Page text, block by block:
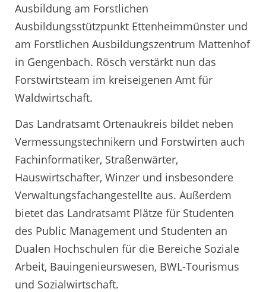
Ausbildung am Forstlichen
Ausbildungsstützpunkt Ettenheimmünster und
am Forstlichen Ausbildungszentrum Mattenhof
in Gengenbach. Rösch verstärkt nun das
Forstwirtsteam im kreiseigenen Amt für
Waldwirtschaft.
Das Landratsamt Ortenaukreis bildet neben
Vermessungstechnikern und Forstwirten auch
Fachinformatiker, Straßenwärter,
Hauswirtschafter, Winzer und insbesondere
Verwaltungsfachangestellte aus. Außerdem
bietet das Landratsamt Plätze für Studenten
des Public Management und Studenten an
Dualen Hochschulen für die Bereiche Soziale
Arbeit, Bauingenieurswesen, BWL-Tourismus
und Sozialwirtschaft.